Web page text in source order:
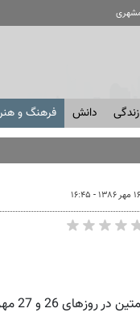
زندگی دانش فرهنگ و
همشهری آنلاین: گروه موسیقی